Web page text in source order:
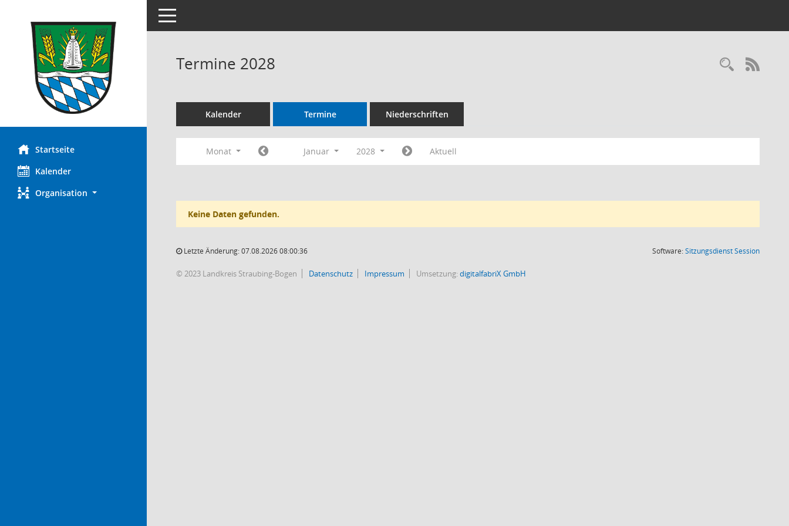
Startseite
Kalender
Organisation
Toggle navigation
Termine 2028
Kalender Termine Niederschriften
Monat Januar 2028 Aktuell
Keine Daten gefunden.
Letzte Änderung: 07.08.2026 08:00:36 Software:SitzungsdienstSession(Wird in
© 2023 Landkreis Straubing-Bogen Datenschutz Impressum Umsetzung:digitalfabriX GmbH